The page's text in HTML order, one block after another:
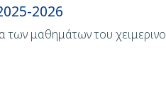
2026
μαθημάτων του